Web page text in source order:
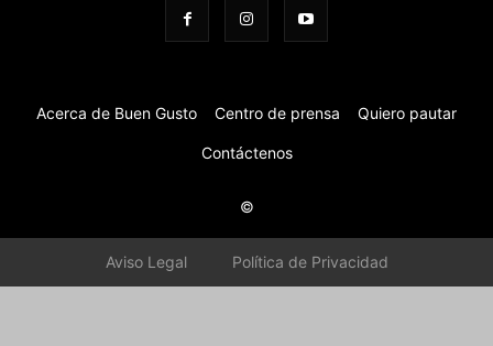
Acerca de Buen Gusto Centro de prensa Quiero pautar
Contáctenos
©
Aviso Legal Política de Privacidad